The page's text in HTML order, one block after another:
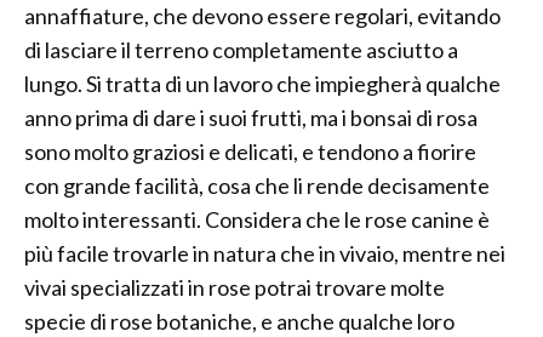
annaffiature, che devono essere regolari, evitando
di lasciare il terreno completamente asciutto a
lungo. Si tratta di un lavoro che impiegherà qualche
anno prima di dare i suoi frutti, ma i bonsai di rosa
sono molto graziosi e delicati, e tendono a fiorire
con grande facilità, cosa che li rende decisamente
molto interessanti. Considera che le rose canine è
più facile trovarle in natura che in vivaio, mentre nei
vivai specializzati in rose potrai trovare molte
specie di rose botaniche, e anche qualche loro